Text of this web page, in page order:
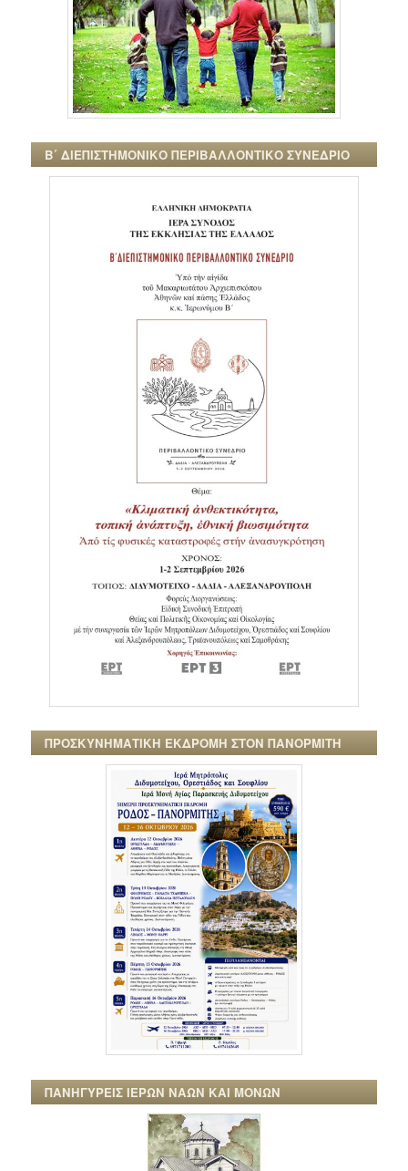
Β΄ ΔΙΕΠΙΣΤΗΜΟΝΙΚΟ ΠΕΡΙΒΑΛΛΟΝΤΙΚΟ ΣΥΝΕΔΡΙΟ
ΠΡΟΣΚΥΝΗΜΑΤΙΚΗ ΕΚΔΡΟΜΗ ΣΤΟΝ ΠΑΝΟΡΜΙΤΗ
ΠΑΝΗΓΥΡΕΙΣ ΙΕΡΩΝ ΝΑΩΝ ΚΑΙ ΜΟΝΩΝ